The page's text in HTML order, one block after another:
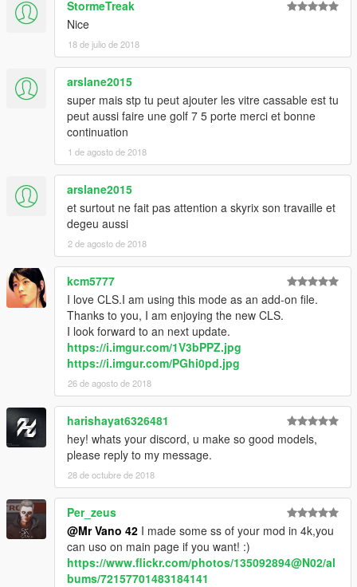
StormeTreak
Nice
18 de julio de 2018
arslane2015
super mais stp tu peut ajouter les vitre cassable est tu
peut aussi faire une golf 7 5 porte merci et bonne
continuation
1 de agosto de 2018
arslane2015
et surtout ne fait pas attention a skyrix son travaille et
degeu aussi
2 de agosto de 2018
kcm5777
I love CLS.I am using this mode as an add-on file.
Thanks to you, I am enjoying the new CLS.
I look forward to an next update.
https://i.imgur.com/1V3bPPZ.jpg
https://i.imgur.com/PGhi0pd.jpg
26 de agosto de 2018
harishayat6326481
hey! whats your discord, u make so good models,
please reply to my message.
28 de octubre de 2018
Per_zeus
@Mr Vano 42 I made some ss of your mod in 4k,you
can uso on main page if you want! :)
https://www.flickr.com/photos/135092894@N02/al
bums/72157701483184141